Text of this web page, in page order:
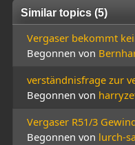
Similar topics (5)
Vergaser bekommt
Begonnen von
verständnisfrage zur
Begonnen von
Vergaser R51/3
Begonnen von lurch-